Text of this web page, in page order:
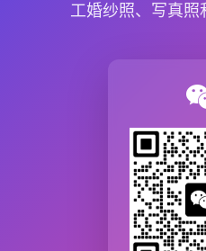
工婚纱照、写真